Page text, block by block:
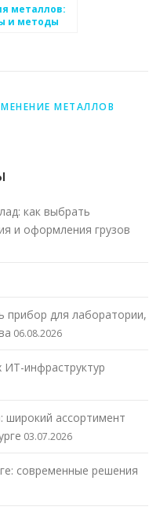
металлов:
и методы
МЕТАЛЛОВ
как выбрать
и оформления грузов
прибор для лаборатории,
06.08.2026
инфраструктур
ассортимент
03.07.2026
современные решения